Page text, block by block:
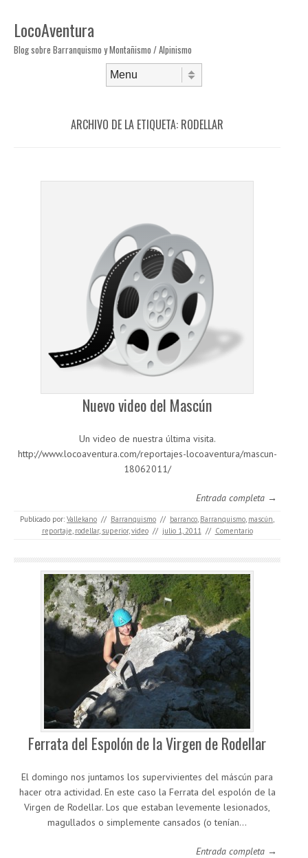
LocoAventura
Blog sobre Barranquismo y Montañismo / Alpinismo
ARCHIVO DE LA ETIQUETA: RODELLAR
Nuevo video del Mascún
Un video de nuestra última visita.
http://www.locoaventura.com/reportajes-locoaventura/mascun-
18062011/
Entrada completa →
Publicado por: Vallekano // Barranquismo // barranco, Barranquismo, mascún,
reportaje, rodellar, superior,video // julio 1, 2011 // Comentario
Ferrata del Espolón de la Virgen de Rodellar
El domingo nos juntamos los supervivientes del máscún para
hacer otra actividad. En este caso la Ferrata del espolón de la
Virgen de Rodellar. Los que estaban levemente lesionados,
magullados o simplemente cansados (o tenían…
Entrada completa →